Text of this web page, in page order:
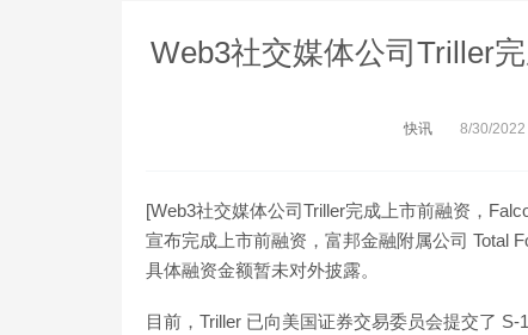
Web3社交媒体公司Triller
快讯 8/30/2022
[Web3社交媒体公司Triller完成上市前融资，
宣布完成上市前融资，富邦金融附属公司 Total
具体融资金额暂未对外披露。
目前，Triller 已向美国证券交易委员会提交了